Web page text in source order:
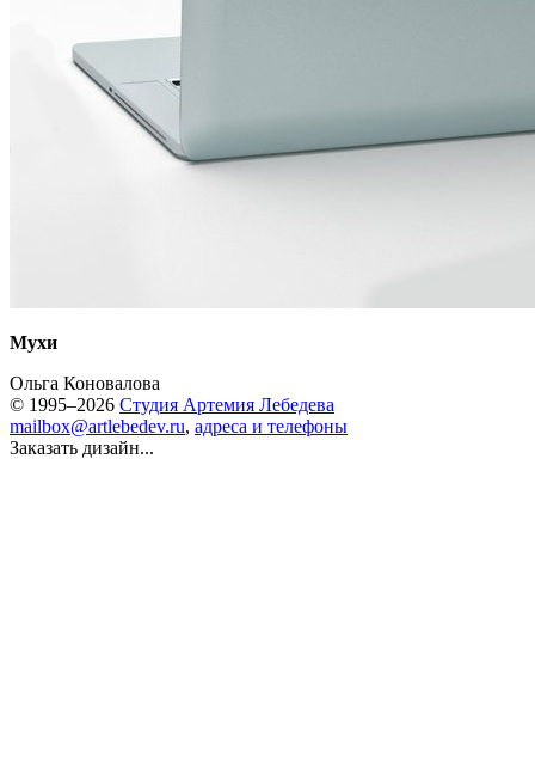
Мухи
Ольга Коновалова
© 1995–2026 Студия Артемия Лебедева
mailbox@artlebedev.ru, адреса и телефоны
Заказать дизайн...